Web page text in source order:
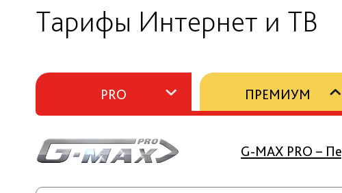
Тарифы Интернет и ТВ
PRO ПРЕМИУМ
G-MAX PRO –